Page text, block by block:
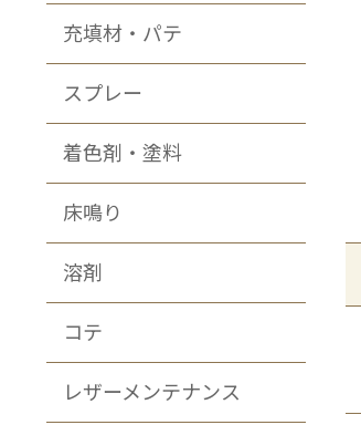
充填材・パテ
スプレー
着色剤・塗料
床鳴り
溶剤
コテ
レザーメンテナンス